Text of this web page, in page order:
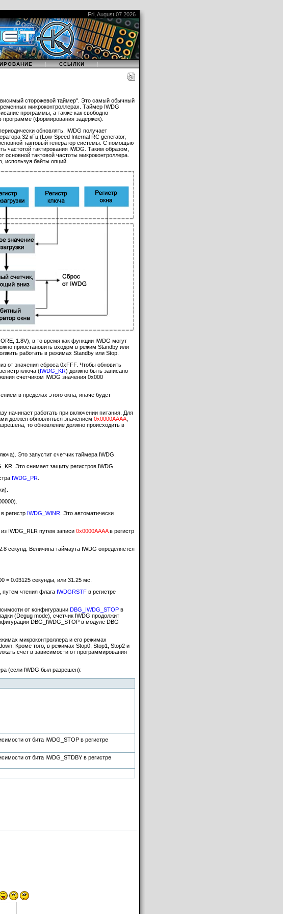
Fri, August 07 2026
| ССЫЛКИ |
сторожевой таймер". Это самый обычный
микроконтроллерах. Таймер IWDG
программы, а также как свободно
программе (формирования задержек).
обновлять. IWDG получает
32 кГц (Low-Speed Internal RC generator,
тактовый генератор системы. С помощью
частотой тактирования IWDG. Таким образом,
основной тактовой частоты микроконтроллера.
используя байты опций.
1.8V), в то время как функции IWDG могут
приостановить входом в режим Standby или
работать в режимах Standby или Stop.
от значения сброса 0xFFF. Чтобы обновить
ключа (IWDG_KR) должно быть записано
счетчиком IWDG значения 0x000
в пределах этого окна, иначе будет
начинает работать при включении питания. Для
должен обновляться значением 0x0000AAAA
то обновление должно происходить в
Это запустит счетчик таймера IWDG.
Это снимает защиту регистров IWDG.
IWDG_PR
регистр IWDG_WINR . Это автоматически
IWDG_RLR путем записи 0x0000AAAAв регистр
секунд. Величина таймаута IWDG определяется
= 0.03125 секунды, или 31.25 мс.
путем чтения флага IWDGRSTF в регистре
от конфигурации DBG_IWDG_STOP в
(Degug mode), счетчик IWDG продолжит
DBG_IWDG_STOP в модуле DBG
микроконтроллера и его режимах
Кроме того, в режимах Stop0, Stop1, Stop2 и
счет в зависимости от программирования
(если IWDG был разрешен):
от бита IWDG_STOP в регистре
от бита IWDG_STDBY в регистре